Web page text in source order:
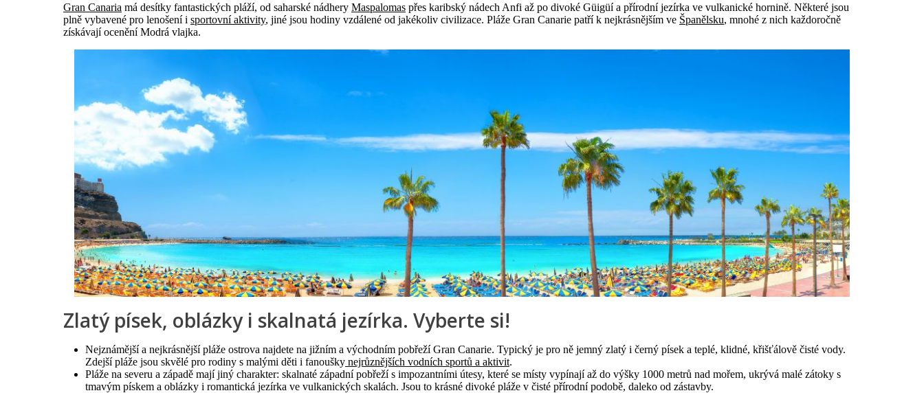
Gran Canaria má desítky fantastických pláží, od saharské nádhery Maspalomas přes karibský nádech Anfi až po divoké Güigüí a přírodní jezírka ve vulkanické hornině. Některé jsou
plně vybavené pro lenošení i sportovní aktivity, jiné jsou hodiny vzdálené od jakékoliv civilizace. Pláže Gran Canarie patří k nejkrásnějším ve Španělsku, mnohé z nich každoročně
získávají ocenění Modrá vlajka.
Zlatý písek, oblázky i skalnatá jezírka. Vyberte si!
Nejznámější a nejkrásnější pláže ostrova najdete na jižním a východním pobřeží Gran Canarie. Typický je pro ně jemný zlatý i černý písek a teplé, klidné, křišťálově čisté vody.
Zdejší pláže jsou skvělé pro rodiny s malými děti i fanoušky nejrůznějších vodních sportů a aktivit.
Pláže na severu a západě mají jiný charakter: skalnaté západní pobřeží s impozantními útesy, které se místy vypínají až do výšky 1000 metrů nad mořem, ukrývá malé zátoky s
tmavým pískem a oblázky i romantická jezírka ve vulkanických skalách. Jsou to krásné divoké pláže v čisté přírodní podobě, daleko od zástavby.